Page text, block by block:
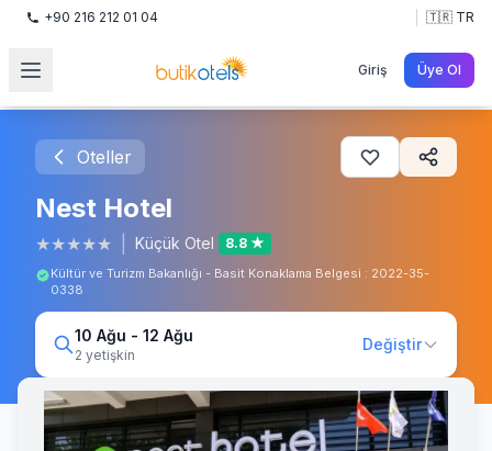
+90 216 212 01 04 🇹🇷 TR
Giriş Üye Ol
Oteller
Nest Hotel
★★★★★ Küçük Otel 8.8 ★
Kültür ve Turizm Bakanlığı - Basit Konaklama Belgesi : 2022-35-
0338
10 Ağu - 12 Ağu
2 yetişkin
Değiştir